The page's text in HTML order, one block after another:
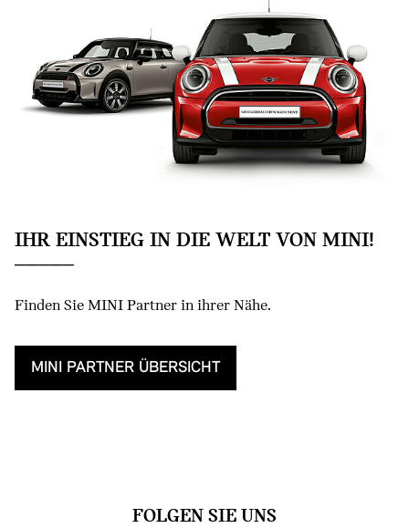
IHR EINSTIEG IN DIE WELT VON MINI!
Finden Sie MINI Partner in ihrer Nähe.
MINI PARTNER ÜBERSICHT
FOLGEN SIE UNS